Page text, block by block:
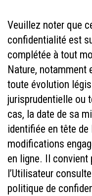
Veuillez noter que
confidentialité est
complétée à tout
Nature, notamment
toute évolution
jurisprudentielle ou
cas, la date de sa
identifiée en tête
modifications
en ligne. Il convient
l’Utilisateur
politique de